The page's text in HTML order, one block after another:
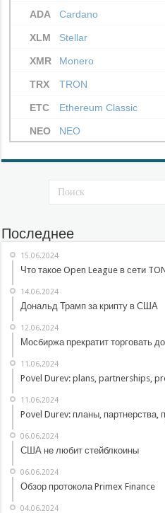
Последнее
15.06.2024
Что такое Open League в сети
14.06.2024
Дональд Трамп за крипту в США
12.06.2024
Мосбиржа прекратит торговать
11.06.2024
Povel Durev: plans, partnerships,
11.06.2024
Povel Durev: планы, партнерства,
06.06.2024
США не любит стейблкоины
06.06.2024
Обзор протокола Primex Finance
04.06.2024